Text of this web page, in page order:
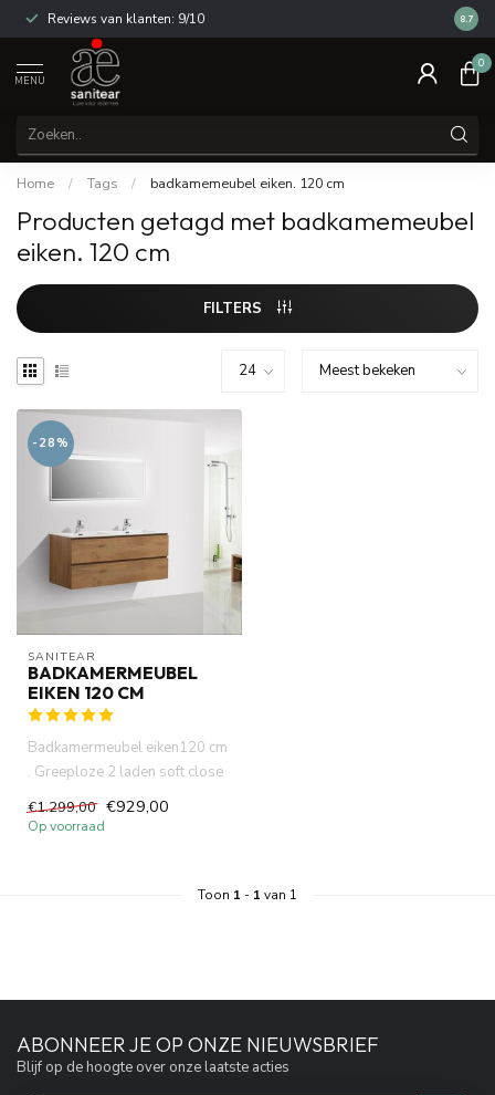
Reviews van klanten: 9/10 14
8.7
MENU
0
Home / Tags / badkamemeubel eiken. 120 cm
Producten getagd met badkamemeubel
eiken. 120 cm
FILTERS
-28%
SANITEAR
BADKAMERMEUBEL
EIKEN 120 CM
Badkamermeubel eiken120 cm
. Greeploze 2 laden soft close
laden systeem eiken m...
€1.299,00 €929,00
Op voorraad
Toon 1 - 1 van 1
ABONNEER JE OP ONZE NIEUWSBRIEF
Blijf op de hoogte over onze laatste acties